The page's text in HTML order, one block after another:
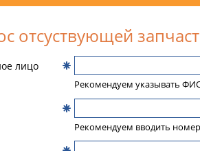
отсуствующей
лицо
Рекомендуем указывать
Рекомендуем вводить